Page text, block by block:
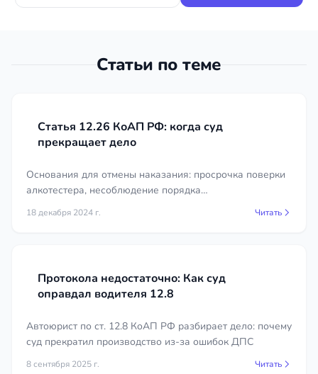
Статьи по теме
Статья 12.26 КоАП РФ: когда суд
прекращает дело
Основания для отмены наказания: просрочка поверки
алкотестера, несоблюдение порядка
освидетельствования, отсутствие понятых или видео.
Судебная практика и советы юриста.
18 декабря 2024 г. Читать
Протокола недостаточно: Как суд
оправдал водителя 12.8
Автоюрист по ст. 12.8 КоАП РФ разбирает дело: почему
суд прекратил производство из-за ошибок ДПС
8 сентября 2025 г. Читать